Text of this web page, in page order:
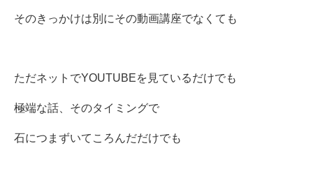
そのきっかけは別にその動画講座でなくても
ただネットでYOUTUBEを見ているだけでも
極端な話、そのタイミングで
石につまずいてころんだだけでも